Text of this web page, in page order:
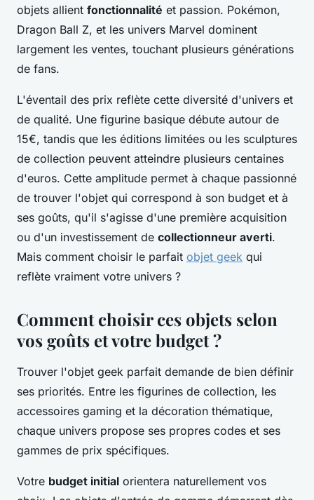
objets allient fonctionnalité et passion. Pokémon,
Dragon Ball Z, et les univers Marvel dominent
largement les ventes, touchant plusieurs générations
de fans.
L'éventail des prix reflète cette diversité d'univers et
de qualité. Une figurine basique débute autour de
15€, tandis que les éditions limitées ou les sculptures
de collection peuvent atteindre plusieurs centaines
d'euros. Cette amplitude permet à chaque passionné
de trouver l'objet qui correspond à son budget et à
ses goûts, qu'il s'agisse d'une première acquisition
ou d'un investissement de collectionneur averti.
Mais comment choisir le parfait objet geek qui
reflète vraiment votre univers ?
Comment choisir ces objets selon
vos goûts et votre budget ?
Trouver l'objet geek parfait demande de bien définir
ses priorités. Entre les figurines de collection, les
accessoires gaming et la décoration thématique,
chaque univers propose ses propres codes et ses
gammes de prix spécifiques.
Votre budget initial orientera naturellement vos